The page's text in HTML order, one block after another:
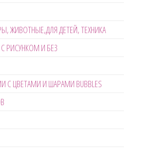
ЖИВОТНЫЕ,ДЛЯ ДЕТЕЙ, ТЕХНИКА
РИСУНКОМ И БЕЗ
ЦВЕТАМИ И ШАРАМИ BUBBLES